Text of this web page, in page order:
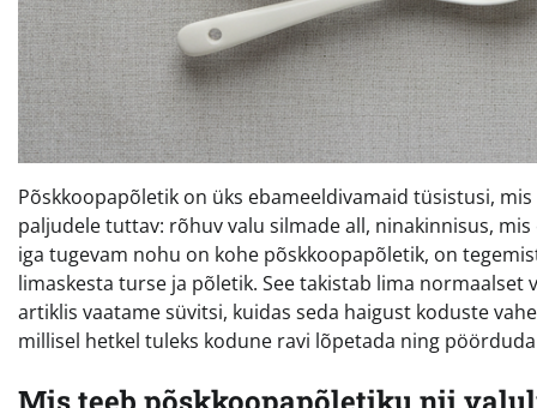
Põskkoopapõletik on üks ebameeldivamaid tüsistusi,
paljudele tuttav: rõhuv valu silmade all, ninakinnisus,
iga tugevam nohu on kohe põskkoopapõletik, on
limaskesta turse ja põletik. See takistab lima
artiklis vaatame süvitsi, kuidas seda haigust koduste
millisel hetkel tuleks kodune ravi lõpetada ning